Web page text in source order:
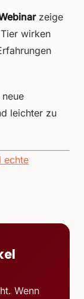
zeige
wirken
leichter zu
echte
Wenn